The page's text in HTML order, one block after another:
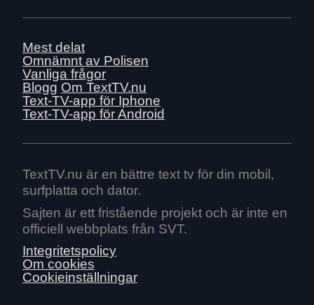
Mest delat
Omnämnt av Polisen
Vanliga frågor
Blogg Om TextTV.nu
Text-TV-app för Iphone
Text-TV-app för Android
TextTV.nu är en bättre text tv för din mobil,
surfplatta och dator.
Sajten är ett fristående projekt och är inte en
officiell webbplats från SVT.
Integritetspolicy
Om cookies
Cookieinställningar